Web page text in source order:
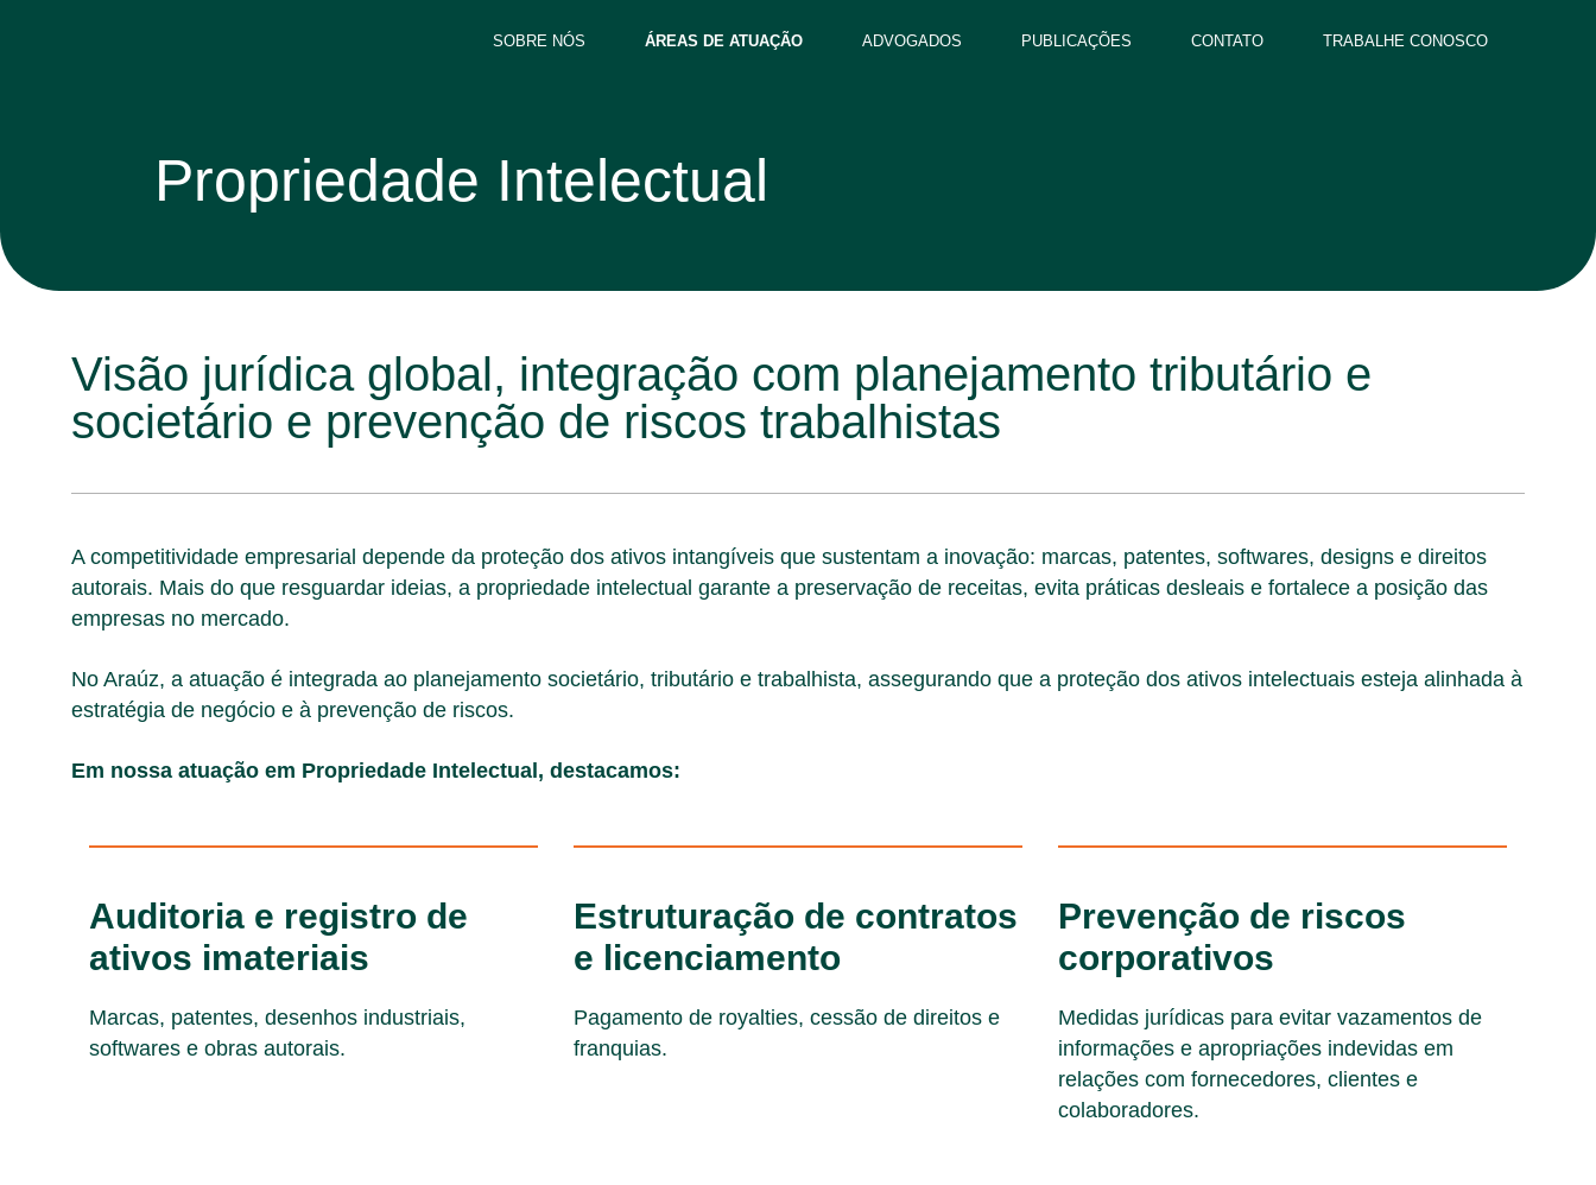
SOBRE NÓS ÁREAS DE ATUAÇÃO ADVOGADOS PUBLICAÇÕES CONTATO TRABALHE CONOSCO
Propriedade Intelectual
Visão jurídica global, integração com planejamento tributário e
societário e prevenção de riscos trabalhistas
A competitividade empresarial depende da proteção dos ativos intangíveis que sustentam a inovação: marcas, patentes, softwares, designs e direitos
autorais. Mais do que resguardar ideias, a propriedade intelectual garante a preservação de receitas, evita práticas desleais e fortalece a posição das
empresas no mercado.
No Araúz, a atuação é integrada ao planejamento societário, tributário e trabalhista, assegurando que a proteção dos ativos intelectuais esteja alinhada à
estratégia de negócio e à prevenção de riscos.
Em nossa atuação em Propriedade Intelectual, destacamos:
Auditoria e registro de
ativos imateriais
Marcas, patentes, desenhos industriais,
softwares e obras autorais.
Estruturação de contratos
e licenciamento
Pagamento de royalties, cessão de direitos e
franquias.
Prevenção de riscos
corporativos
Medidas jurídicas para evitar vazamentos de
informações e apropriações indevidas em
relações com fornecedores, clientes e
colaboradores.